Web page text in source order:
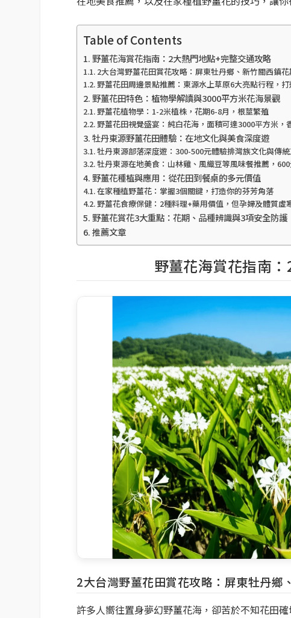
Table of Contents
野薑花海賞花指南：2大熱門地點+完整交通攻略
2大台灣野薑花田賞花攻略：屏東牡丹鄉、新竹關西鎮
野薑花田周邊景點推薦：東源水上草原6大亮點行程，
野薑花田特色：植物學解讀與3000平方米花海景觀
野薑花植物學：1-2米植株，花期6-8月，根莖繁殖
野薑花田視覺盛宴：純白花海，面積可達3000平方米，
牡丹東源野薑花田體驗：在地文化與美食深度遊
牡丹東源部落深度遊：300-500元體驗排灣族文化與傳
牡丹東源在地美食：山林雞、風織豆等風味餐推薦，
野薑花種植與應用：從花田到餐桌的多元價值
在家種植野薑花：掌握3個關鍵，打造你的芬芳角落
野薑花食療保健：2種料理+藥用價值，但孕婦及體質虛
野薑花賞花3大重點：花期、品種辨識與3項安全防護
推薦文章
野薑花海賞花指南
2大台灣野薑花田賞花攻略：屏東牡丹鄉
許多人嚮往置身夢幻野薑花海，卻苦於不知花田